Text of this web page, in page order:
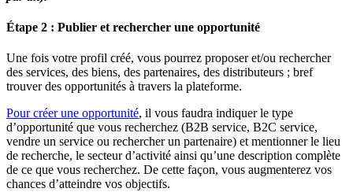
Étape 2 : Publier et rechercher une opportunité
Une fois votre profil créé, vous pourrez proposer et/ou rechercher
des services, des biens, des partenaires, des distributeurs ; bref
trouver des opportunités à travers la plateforme.
Pour créer une opportunité, il vous faudra indiquer le type
d’opportunité que vous recherchez (B2B service, B2C service,
vendre un service ou rechercher un partenaire) et mentionner le lieu
de recherche, le secteur d’activité ainsi qu’une description complète
de ce que vous recherchez. De cette façon, vous augmenterez vos
chances d’atteindre vos objectifs.